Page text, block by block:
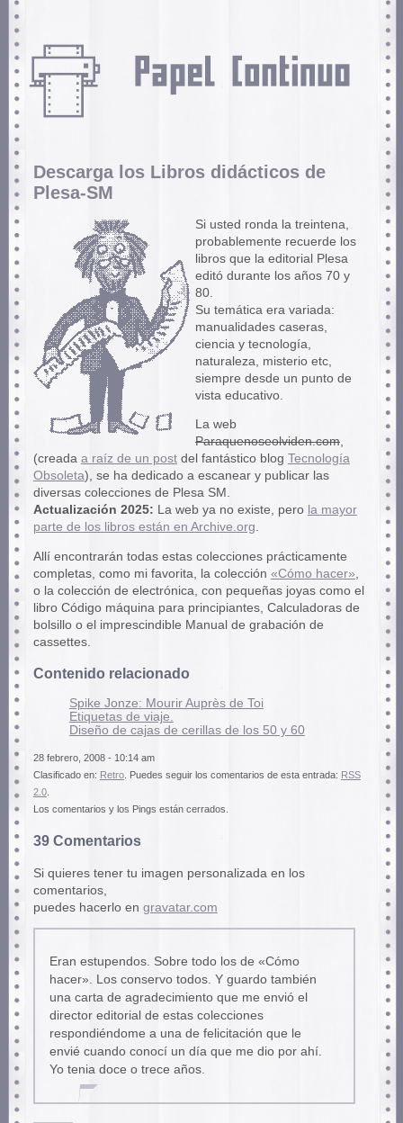
Descarga los Libros didácticos de
Plesa-SM
Si usted ronda la treintena,
probablemente recuerde los
libros que la editorial Plesa
editó durante los años 70 y
80.
Su temática era variada:
manualidades caseras,
ciencia y tecnología,
naturaleza, misterio etc,
siempre desde un punto de
vista educativo.
La web
Paraquenoseolviden.com,
(creada a raíz de un postdel fantástico blog Tecnología
Obsoleta), se ha dedicado a escanear y publicar las
diversas colecciones de Plesa SM.
Actualización 2025: La web ya no existe, pero la mayor
parte de los libros están en Archive.org.
Allí encontrarán todas estas colecciones prácticamente
completas, como mi favorita, la colección «Cómo hacer»
o la colección de electrónica, con pequeñas joyas como el
libro Código máquina para principiantes, Calculadoras de
bolsillo o el imprescindible Manual de grabación de
cassettes.
Contenido relacionado
Spike Jonze: Mourir Auprès de Toi
Etiquetas de viaje.
Diseño de cajas de cerillas de los 50 y 60
28 febrero, 2008 - 10:14 am
Clasificado en: Retro. Puedes seguir los comentarios de esta entrada: RSS
2.0.
Los comentarios y los Pings están cerrados.
39 Comentarios
Si quieres tener tu imagen personalizada en los
comentarios,
puedes hacerlo en gravatar.com
Eran estupendos. Sobre todo los de «Cómo
hacer». Los conservo todos. Y guardo también
una carta de agradecimiento que me envió el
director editorial de estas colecciones
respondiéndome a una de felicitación que le
envié cuando conocí un día que me dio por ahí.
Yo tenia doce o trece años.